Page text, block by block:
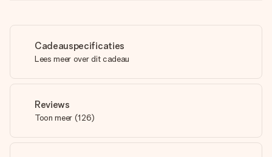
Cadeauspecificaties
Lees meer over dit cadeau
Reviews
Toon meer (126)